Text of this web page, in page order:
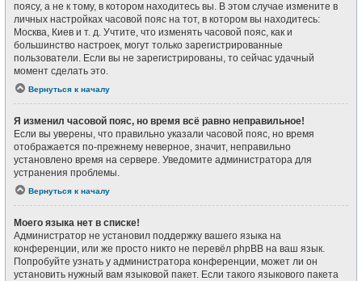
поясу, а не к тому, в котором находитесь вы. В этом случае измените в
личных настройках часовой пояс на тот, в котором вы находитесь:
Москва, Киев и т. д. Учтите, что изменять часовой пояс, как и
большинство настроек, могут только зарегистрированные
пользователи. Если вы не зарегистрированы, то сейчас удачный
момент сделать это.
Вернуться к началу
Я изменил часовой пояс, но время всё равно неправильное!
Если вы уверены, что правильно указали часовой пояс, но время
отображается по-прежнему неверное, значит, неправильно
установлено время на сервере. Уведомите администратора для
устранения проблемы.
Вернуться к началу
Моего языка нет в списке!
Администратор не установил поддержку вашего языка на
конференции, или же просто никто не перевёл phpBB на ваш язык.
Попробуйте узнать у администратора конференции, может ли он
установить нужный вам языковой пакет. Если такого языкового пакета